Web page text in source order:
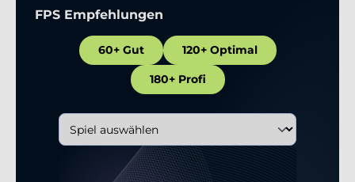
FPS Empfehlungen
60+ Gut 120+ Optimal
180+ Profi